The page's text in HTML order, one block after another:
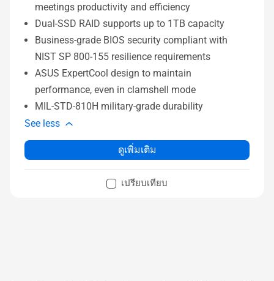
meetings productivity and efficiency
Dual-SSD RAID supports up to 1TB capacity
Business-grade BIOS security compliant with
NIST SP 800-155 resilience requirements
ASUS ExpertCool design to maintain
performance, even in clamshell mode
MIL-STD-810H military-grade durability
See less
ดูเพิ่มเติม
เปรียบเทียบ